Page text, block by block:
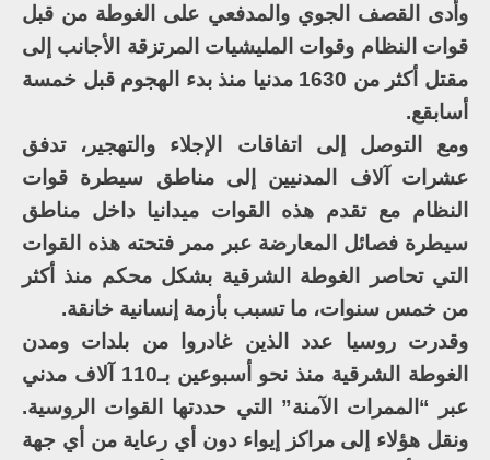
وأدى القصف الجوي والمدفعي على الغوطة من قبل
قوات النظام وقوات المليشيات المرتزقة الأجانب إلى
مقتل أكثر من 1630 مدنيا منذ بدء الهجوم قبل خمسة
أسابقع.
ومع التوصل إلى اتفاقات الإجلاء والتهجير، تدفق
عشرات آلاف المدنيين إلى مناطق سيطرة قوات
النظام مع تقدم هذه القوات ميدانيا داخل مناطق
سيطرة فصائل المعارضة عبر ممر فتحته هذه القوات
التي تحاصر الغوطة الشرقية بشكل محكم منذ أكثر
من خمس سنوات، ما تسبب بأزمة إنسانية خانقة.
وقدرت روسيا عدد الذين غادروا من بلدات ومدن
الغوطة الشرقية منذ نحو أسبوعين بـ110 آلاف مدني
عبر “الممرات الآمنة” التي حددتها القوات الروسية.
ونقل هؤلاء إلى مراكز إيواء دون أي رعاية من أي جهة